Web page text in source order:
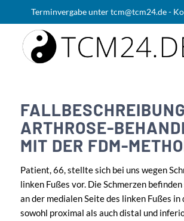
Terminvergabe untertcm@tcm24.de-
FALLBESCHREIBUNG
ARTHROSE-
MIT DER FDM-
Patient, 66, stellte sich bei uns wegen
linken Fußes vor. Die Schmerzen
an der medialen Seite des linken Fußes in
sowohl proximal als auch distal und